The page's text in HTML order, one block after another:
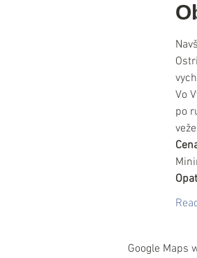
Vo
po
Google Maps